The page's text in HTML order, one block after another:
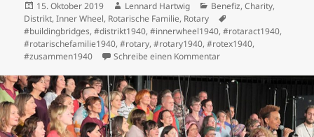
Veröffentlicht
am
15. Oktober 2019 Autor
Lennard Hartwig Kategorien
Benefiz,Charity,
Distrikt,Inner Wheel, Rotarische Familie, Rotary
#buildingbridges,#distrikt1940,#innerwheel1940,#rotaract1940,
#rotarischefamilie1940,#rotary,#rotary1940,#rotex1940,
#zusammen1940
Schreibe einen Kommentarzu Festveranstaltung